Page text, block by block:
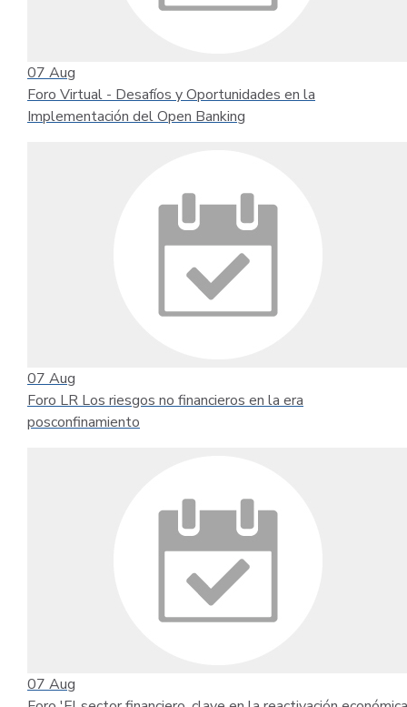
07 Aug
Foro Virtual - Desafíos y Oportunidades en la
Implementación del Open Banking
07 Aug
Foro LR Los riesgos no financieros en la era
posconfinamiento
07 Aug